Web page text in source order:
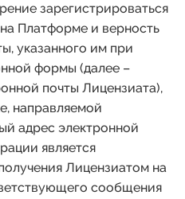
зарегистрироваться
Платформе и верность
указанного им при
формы (далее –
почты Лицензиата),
направляемой
адрес электронной
является
Лицензиатом на
сообщения